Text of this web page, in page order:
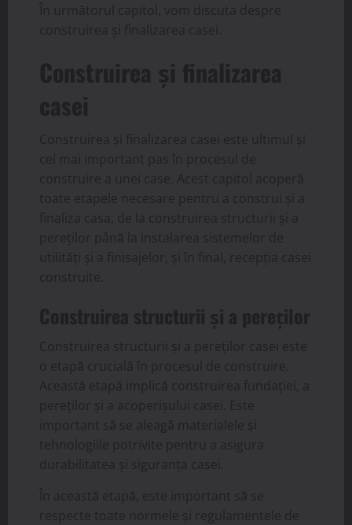
În următorul capitol, vom discuta despre
construirea și finalizarea casei.
Construirea și finalizarea
casei
Construirea și finalizarea casei este ultimul și
cel mai important pas în procesul de
construire a unei case. Acest capitol acoperă
toate etapele necesare pentru a construi și a
finaliza casa, de la construirea structurii și a
pereților până la instalarea sistemelor de
utilități și a finisajelor, și în final, recepția casei
construite.
Construirea structurii și a pereților
Construirea structurii și a pereților casei este
o etapă crucială în procesul de construire.
Această etapă implică construirea fundației, a
pereților și a acoperișului casei. Este
important să se aleagă materialele și
tehnologiile potrivite pentru a asigura
durabilitatea și siguranța casei.
În această etapă, este important să se
respecte toate normele și regulamentele de